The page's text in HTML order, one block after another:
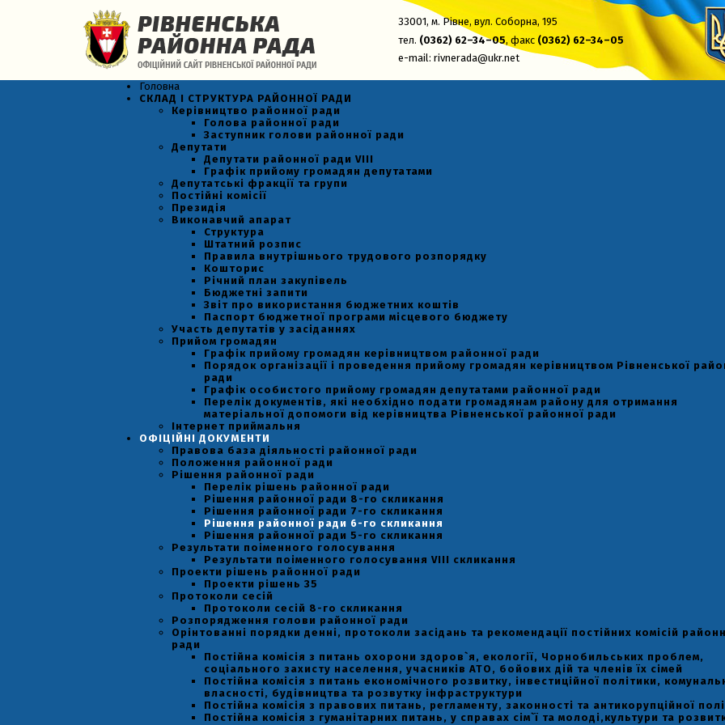
33001, м. Рівне, вул. Соборна, 195
тел. (0362) 62–34–05, факс (0362) 62–34–05
e-mail: rivnerada@ukr.net
Головна
СКЛАД І СТРУКТУРА РАЙОННОЇ РАДИ
Керівництво районної ради
Голова районної ради
Заступник голови районної ради
Депутати
Депутати районної ради VIII
Графік прийому громадян депутатами
Депутатські фракції та групи
Постійні комісії
Президія
Виконавчий апарат
Структура
Штатний розпис
Правила внутрішнього трудового розпорядку
Кошторис
Річний план закупівель
Бюджетні запити
Звіт про використання бюджетних коштів
Паспорт бюджетної програми місцевого бюджету
Участь депутатів у засіданнях
Прийом громадян
Графік прийому громадян керівництвом районної ради
Порядок організації і проведення прийому громадян керівництвом Рівненської
ради
Графік особистого прийому громадян депутатами районної ради
Перелік документів, які необхідно подати громадянам району для отримання
матеріальної допомоги від керівництва Рівненської районної ради
Інтернет приймальня
ОФІЦІЙНІ ДОКУМЕНТИ
Правова база діяльності районної ради
Положення районної ради
Рішення районної ради
Перелік рішень районної ради
Рішення районної ради 8-го скликання
Рішення районної ради 7-го скликання
Рішення районної ради 6-го скликання
Рішення районної ради 5-го скликання
Результати поіменного голосування
Результати поіменного голосування VIII скликання
Проекти рішень районної ради
Проекти рішень 35
Протоколи сесій
Протоколи сесій 8-го скликання
Розпорядження голови районної ради
Орінтованні порядки денні, протоколи засідань та рекомендації постійних комісій
ради
Постійна комісія з питань охорони здоров`я, екології, Чорнобильських проблем,
соціального захисту населення, учасників АТО, бойових дій та членів їх сімей
Постійна комісія з питань економічного розвитку, інвестиційної політики,
власності, будівництва та розвутку інфраструктури
Постійна комісія з правових питань, регламенту, законності та антикорупційної
Постійна комісія з гуманітарних питань, у справах сім`ї та молоді,культури та